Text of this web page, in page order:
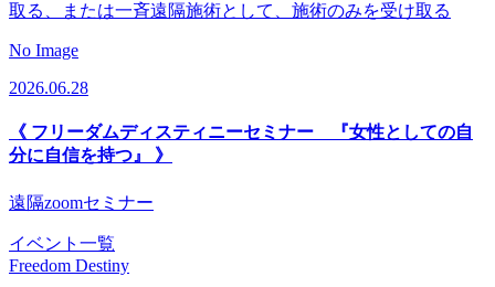
取る、または一斉遠隔施術として、施術のみを受け取る
No Image
2026.06.28
《 フリーダムディスティニーセミナー 『女性としての自
分に自信を持つ』 》
遠隔zoomセミナー
イベント一覧
Freedom Destiny